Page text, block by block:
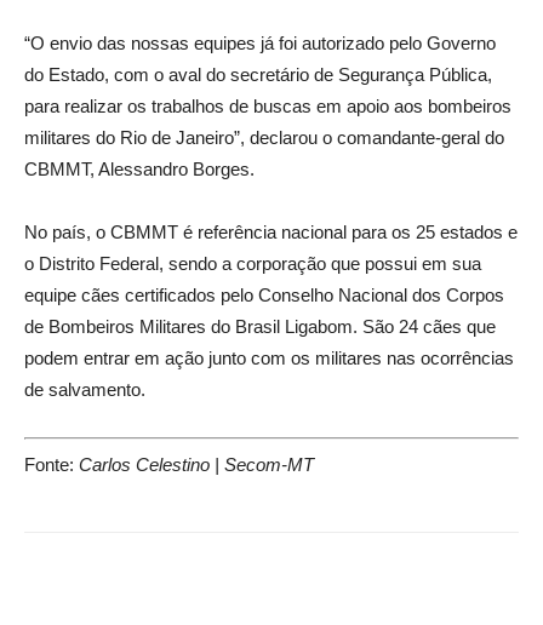
“O envio das nossas equipes já foi autorizado pelo Governo
do Estado, com o aval do secretário de Segurança Pública,
para realizar os trabalhos de buscas em apoio aos bombeiros
militares do Rio de Janeiro”, declarou o comandante-geral do
CBMMT, Alessandro Borges.
No país, o CBMMT é referência nacional para os 25 estados e
o Distrito Federal, sendo a corporação que possui em sua
equipe cães certificados pelo Conselho Nacional dos Corpos
de Bombeiros Militares do Brasil Ligabom. São 24 cães que
podem entrar em ação junto com os militares nas ocorrências
de salvamento.
Fonte: Carlos Celestino | Secom-MT